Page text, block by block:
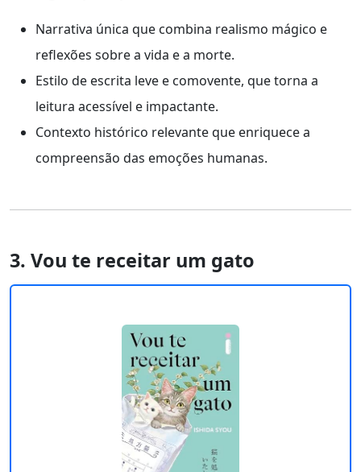
Narrativa única que combina realismo mágico e
reflexões sobre a vida e a morte.
Estilo de escrita leve e comovente, que torna a
leitura acessível e impactante.
Contexto histórico relevante que enriquece a
compreensão das emoções humanas.
3. Vou te receitar um gato